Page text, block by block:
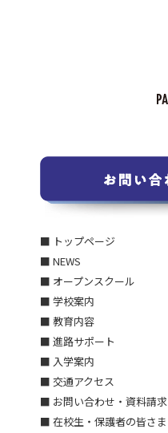
■ トップページ
■ NEWS
■ オープンスクール
■ 学校案内
■ 教育内容
■ 進路サポート
■ 入学案内
■ 交通アクセス
■ お問い合わせ・資料請求
■ 在校生・保護者の皆さま